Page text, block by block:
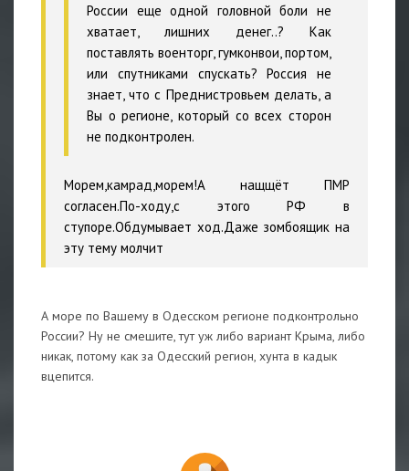
России еще одной головной боли не
хватает, лишних денег..? Как
поставлять военторг, гумконвои, портом,
или спутниками спускать? Россия не
знает, что с Преднистровьем делать, а
Вы о регионе, который со всех сторон
не подконтролен.
Морем,камрад,морем!А нащщёт ПМР
согласен.По-ходу,с этого РФ в
ступоре.Обдумывает ход.Даже зомбоящик на
эту тему молчит
А море по Вашему в Одесском регионе подконтрольно
России? Ну не смешите, тут уж либо вариант Крыма, либо
никак, потому как за Одесский регион, хунта в кадык
вцепится.